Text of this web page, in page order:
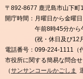
〒892-8677 鹿児島市山下町
開庁時間： 月曜日から金曜日
午前8時45分から
(祝・休日及び12
電話番号： 099-224-1111（
市役所に関する簡易な問合せ
（サンサンコールかごしま